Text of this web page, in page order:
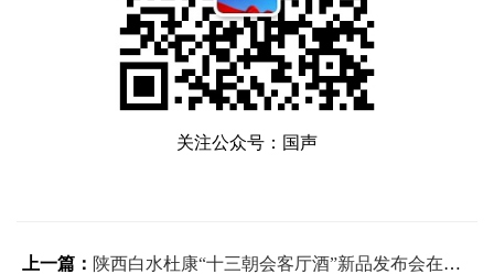
关注公众号：国声
上一篇： 陕西白水杜康“十三朝会客厅酒”新品发布会在西安隆重举行 清香型战略再升级，赋能品牌高质量发展